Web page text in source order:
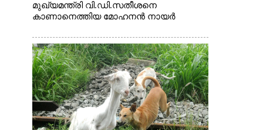
മുഖ്യമന്ത്രി വി.ഡി.സതീശനെ
കാണാനെത്തിയ മോഹനൻ നായർ